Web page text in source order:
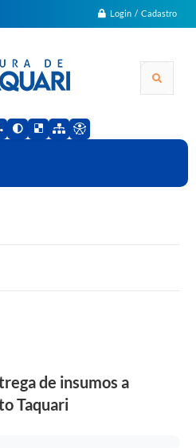
Login / Cadastro
de insumos a
Taquari